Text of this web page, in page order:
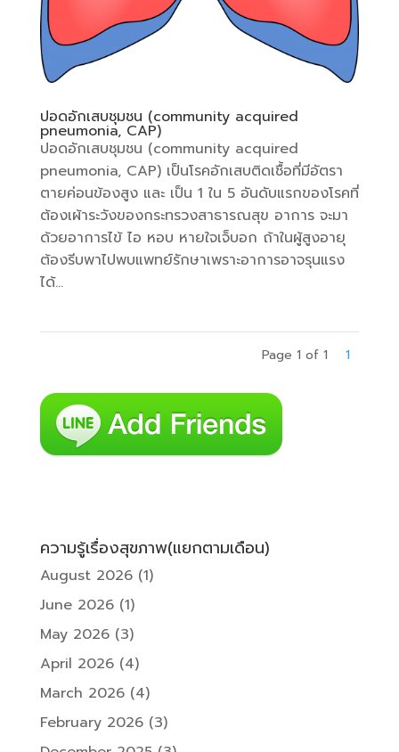
ปอดอักเสบชุมชน (community acquired
pneumonia, CAP)
ปอดอักเสบชุมชน (community acquired
pneumonia, CAP) เป็นโรคอักเสบติดเชื้อที่มีอัตรา
ตายค่อนข้องสูง และ เป็น 1 ใน 5 อันดับแรกของโรคที่
ต้องเผ้าระวังของกระทรวงสาธารณสุข อาการ จะมา
ด้วยอาการไข้ ไอ หอบ หายใจเจ็บอก ถ้าในผู้สูงอายุ
ต้องรีบพาไปพบแพทย์รักษาเพราะอาการอาจรุนแรง
ได้...
Page 1 of 1 1
ความรู้เรื่องสุขภาพ(แยกตามเดือน)
August 2026(1)
June 2026(1)
May 2026(3)
April 2026(4)
March 2026(4)
February 2026(3)